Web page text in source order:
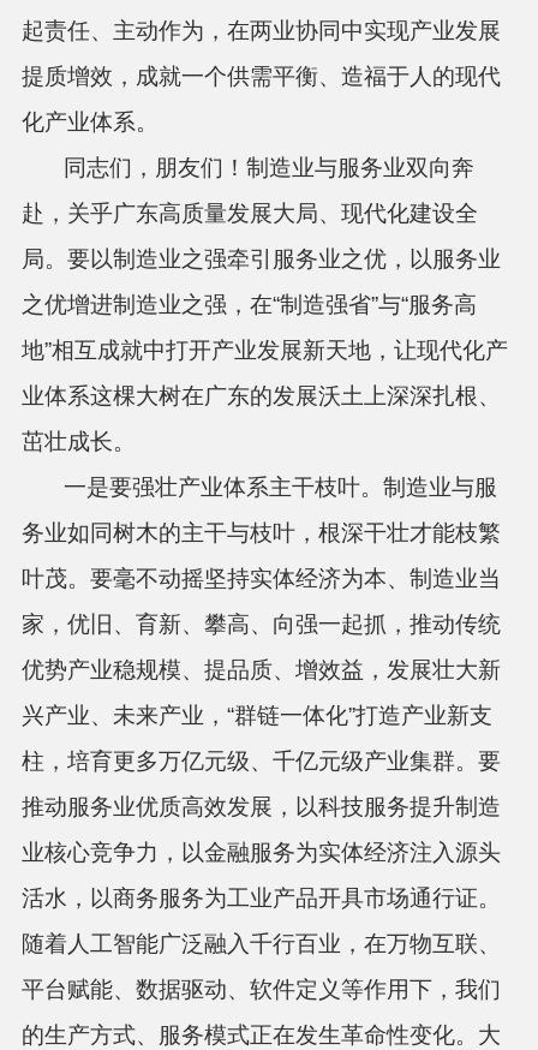
起责任、主动作为，在两业协同中实现产业发展
提质增效，成就一个供需平衡、造福于人的现代
化产业体系。
同志们，朋友们！制造业与服务业双向奔
赴，关乎广东高质量发展大局、现代化建设全
局。要以制造业之强牵引服务业之优，以服务业
之优增进制造业之强，在“制造强省”与“服务高
地”相互成就中打开产业发展新天地，让现代化产
业体系这棵大树在广东的发展沃土上深深扎根、
茁壮成长。
一是要强壮产业体系主干枝叶。制造业与服
务业如同树木的主干与枝叶，根深干壮才能枝繁
叶茂。要毫不动摇坚持实体经济为本、制造业当
家，优旧、育新、攀高、向强一起抓，推动传统
优势产业稳规模、提品质、增效益，发展壮大新
兴产业、未来产业，“群链一体化”打造产业新支
柱，培育更多万亿元级、千亿元级产业集群。要
推动服务业优质高效发展，以科技服务提升制造
业核心竞争力，以金融服务为实体经济注入源头
活水，以商务服务为工业产品开具市场通行证。
随着人工智能广泛融入千行百业，在万物互联、
平台赋能、数据驱动、软件定义等作用下，我们
的生产方式、服务模式正在发生革命性变化。大